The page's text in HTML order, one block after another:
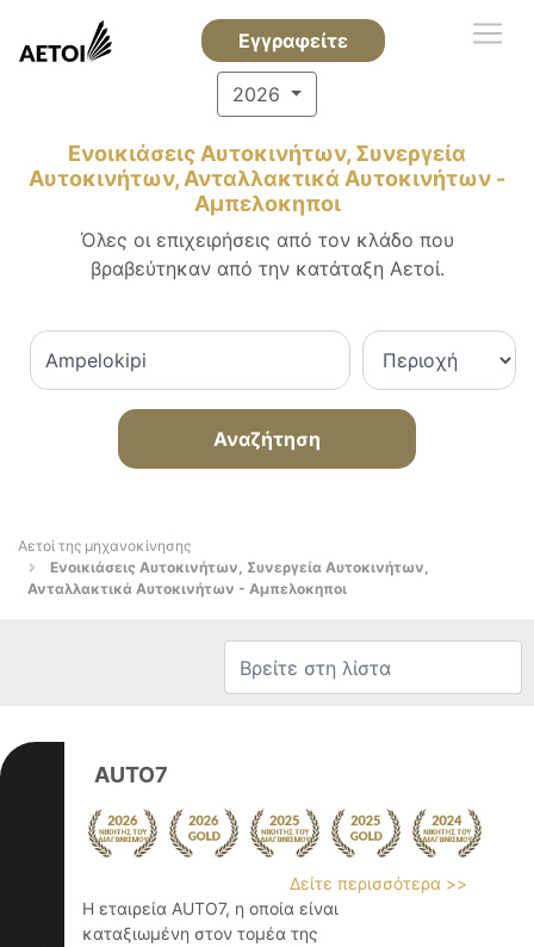
Εγγραφείτε
2026
Ενοικιάσεις Αυτοκινήτων, Συνεργεία
Αυτοκινήτων, Ανταλλακτικά Αυτοκινήτων -
Αμπελοκηποι
Όλες οι επιχειρήσεις από τον κλάδο που
βραβεύτηκαν από την κατάταξη Αετοί.
Αναζήτηση
Αετοί της μηχανοκίνησης
Ενοικιάσεις Αυτοκινήτων, Συνεργεία Αυτοκινήτων,
Ανταλλακτικά Αυτοκινήτων - Αμπελοκηποι
AUTO7
Δείτε περισσότερα >>
Η εταιρεία AUTO7, η οποία είναι
καταξιωμένη στον τομέα της